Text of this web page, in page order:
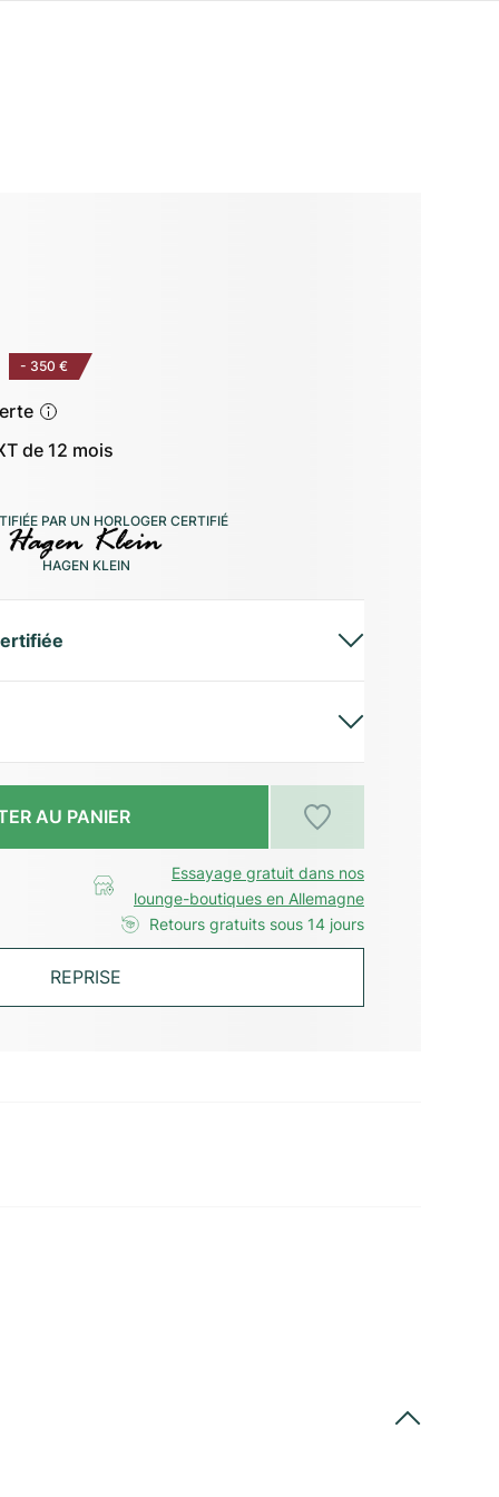
- 350 €
de 12 mois
PAR UN HORLOGER CERTIFIÉ
HAGEN KLEIN
AU PANIER
Essayage gratuit dans nos
lounge-boutiques en Allemagne
Retours gratuits sous 14 jours
REPRISE